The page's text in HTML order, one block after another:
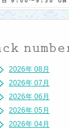
2026年 08月
2026年 07月
2026年 06月
2026年 05月
2026年 04月